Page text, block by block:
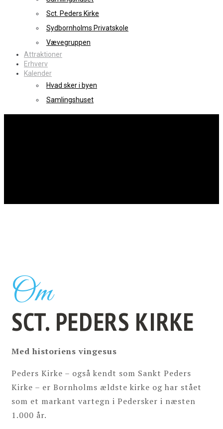
Sct. Peders Kirke
Sydbornholms Privatskole
Vævegruppen
Attraktioner
Erhverv
Kalender
Hvad sker i byen
Samlingshuset
Om
SCT. PEDERS KIRKE
Med historiens vingesus
Peders Kirke – også kendt som Sankt Peders
Kirke – er Bornholms ældste kirke og har stået
som et markant vartegn i Pedersker i næsten
1.000 år.